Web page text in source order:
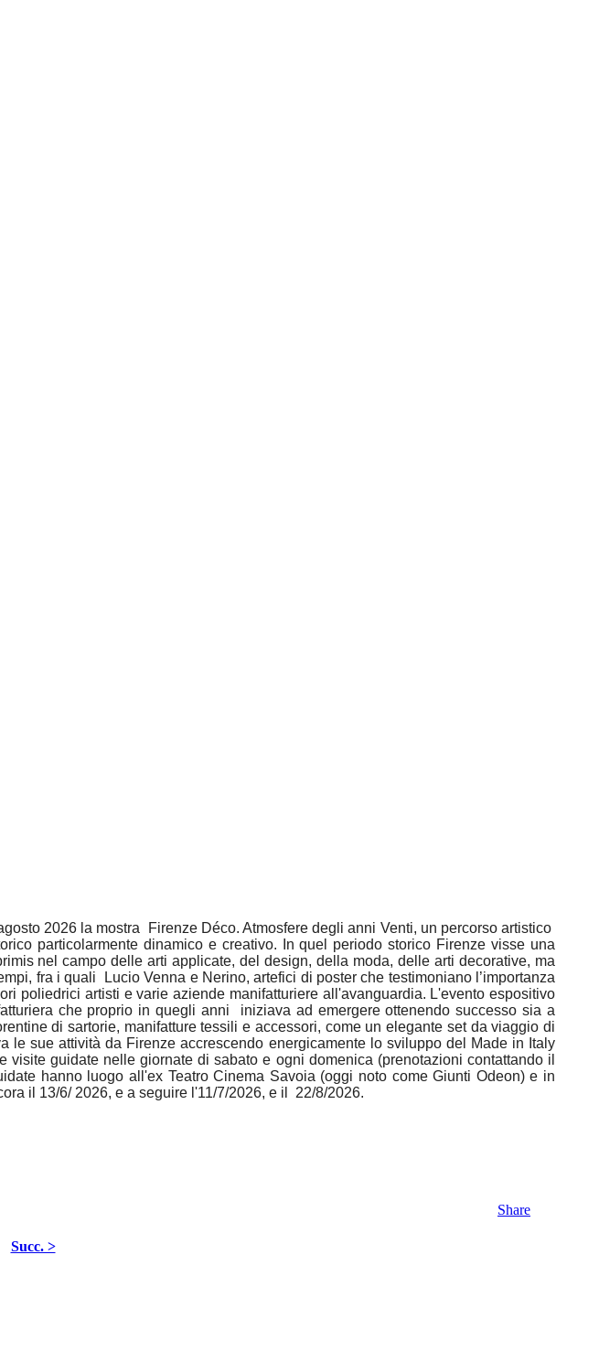
2026 la mostra Firenze Déco. Atmosfere degli anni Venti, un percorso artistico
particolarmente dinamico e creativo. In quel periodo storico Firenze visse una
nel campo delle arti applicate, del design, della moda, delle arti decorative, ma
fra i quali Lucio Venna e Nerino, artefici di poster che testimoniano l’importanza
poliedrici artisti e varie aziende manifatturiere all'avanguardia. L'evento espositivo
che proprio in quegli anni iniziava ad emergere ottenendo successo sia a
di sartorie, manifatture tessili e accessori, come un elegante set da viaggio di
sue attività da Firenze accrescendo energicamente lo sviluppo del Made in Italy
guidate nelle giornate di sabato e ogni domenica (prenotazioni contattando il
hanno luogo all'ex Teatro Cinema Savoia (oggi noto come Giunti Odeon) e in
il 13/6/ 2026, e a seguire l'11/7/2026, e il 22/8/2026.
Share
Succ. >